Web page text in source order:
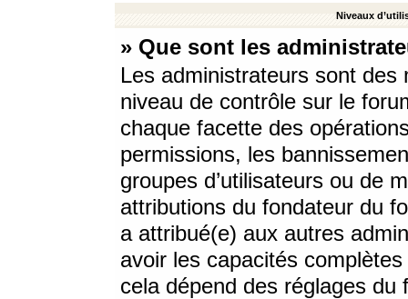
Niveaux
» Que sont les
Les administrateurs sont
niveau de contrôle sur le
chaque facette des
permissions, les
groupes d’utilisateurs ou de
attributions du fondateur du
a attribué(e) aux autres
avoir les capacités
cela dépend des réglages du